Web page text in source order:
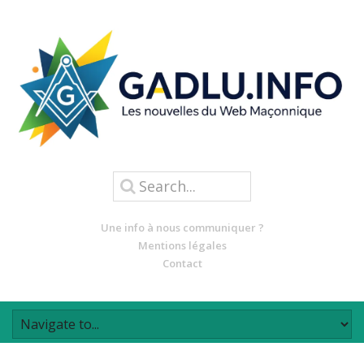
Une info à nous communiquer ?
Mentions légales
Contact